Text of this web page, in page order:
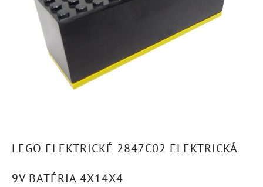
LEGO ELEKTRICKÉ 2847C02 ELEKTRICKÁ
9V BATÉRIA 4X14X4